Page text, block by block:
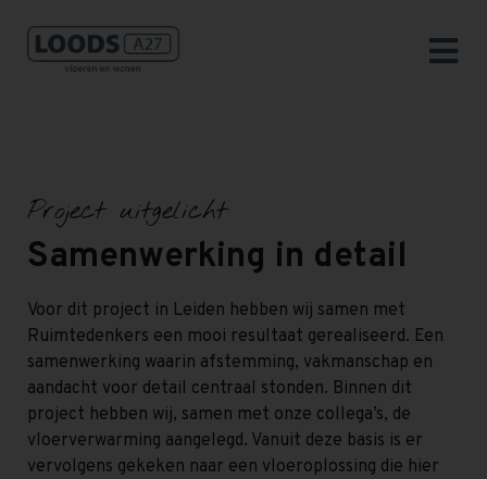
Project uitgelicht
Samenwerking in detail
Voor dit project in Leiden hebben wij samen met
Ruimtedenkers een mooi resultaat gerealiseerd. Een
samenwerking waarin afstemming, vakmanschap en
aandacht voor detail centraal stonden. Binnen dit
project hebben wij, samen met onze collega’s, de
vloerverwarming aangelegd. Vanuit deze basis is er
vervolgens gekeken naar een vloeroplossing die hier